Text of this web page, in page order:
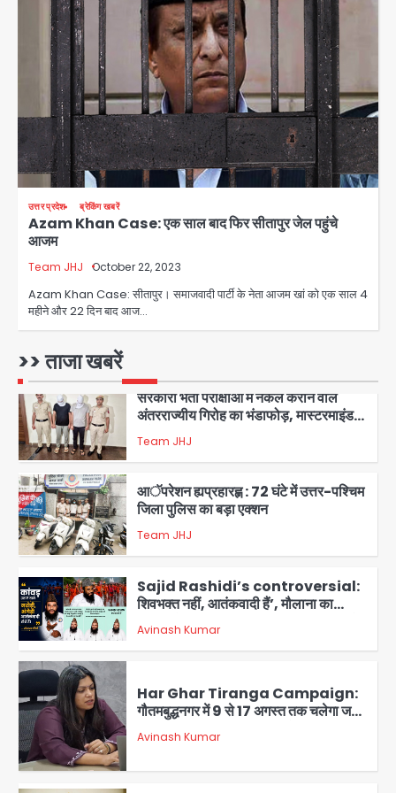
उत्तर प्रदेश ब्रेकिंग खबरें
Azam Khan Case: एक साल बाद फिर सीतापुर जेल पहुंचे
आजम
Team JHJ October 22, 2023
Azam Khan Case: सीतापुर। समाजवादी पार्टी के नेता आजम खां को एक साल 4
महीने और 22 दिन बाद आज…
>> ताजा खबरें
जिला पुलिस का बड़ा एक्शन
Team JHJ
5
Sajid Rashidi’s controversial:
शिवभक्त नहीं, आतंकवादी हैं’, मौलाना का
कांवड़ियों पर विवादित बयान, BJP विधायक ने
कराई FIR, NSA की मांग
Avinash Kumar
गौतमबुद्धनगर में 9 से 17 अगस्त तक चलेगा जन-
जागरूकता महाअभियान, डीएम ने की समीक्षा
2
एंटी-बर्गलरी सेल की बड़ी कामयाबी, चोरी के
माल की खरीद-फरोख्त करने वाले गिरोह का
3
सरकारी भर्ती परीक्षाओं में नकल कराने वाले
अंतरराज्यीय गिरोह का भंडाफोड़, मास्टरमाइंड
समेत 7 गिरफ्तार
Team JHJ
4
आॅपरेशन ह्यप्रहारह्ण : 72 घंटे में उत्तर-पश्चिम
जिला पुलिस का बड़ा एक्शन
Team JHJ
5
Sajid Rashidi’s controversial:
शिवभक्त नहीं, आतंकवादी हैं’, मौलाना का
कांवड़ियों पर विवादित बयान, BJP विधायक ने
कराई FIR, NSA की मांग
Avinash Kumar
1
Har Ghar Tiranga Campaign:
गौतमबुद्धनगर में 9 से 17 अगस्त तक चलेगा जन-
जागरूकता महाअभियान, डीएम ने की समीक्षा
बैठक
Avinash Kumar